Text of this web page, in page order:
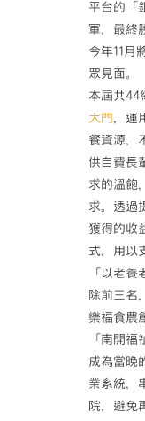
平台的「
軍，最終
今年11月
眾見面。
本屆共44
大門 ，運
餐資源，
供自費長
求的溫飽
求。透過
獲得的收
式，用以
「以老養
除前三名
樂福食農
「南開福
成為當晚
業系統，
院，避免